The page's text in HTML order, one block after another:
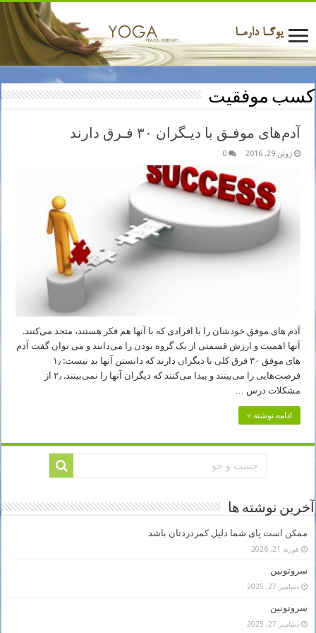
کسب موفقیت
آدم‌های موفـق با دیـگران ۳۰ فـرق دارند
ژوئن 29, 2016 0
آدم های موفق خودشان را با افرادی که با آنها هم فکر هستند، متحد می‌کنند.
آنها اهمیت و ارزش قسمتی از یک گروه بودن را می‌دانند و می توان گفت آدم
های موفق ۳۰ فرق کلی با دیگران دارند که دانستن آنها بد نیست: ۱٫
فرصت‌هایی را می‌بینند و پیدا می‌کنند که دیگران آنها را نمی‌بینند. ۲٫ از
مشکلات درس …
ادامه نوشته »
آخرین نوشته ها
ممکن است پای شما دلیل کمردردتان باشد
فوریه 21, 2026
سروتونین
دسامبر 27, 2025
سروتونین
دسامبر 27, 2025